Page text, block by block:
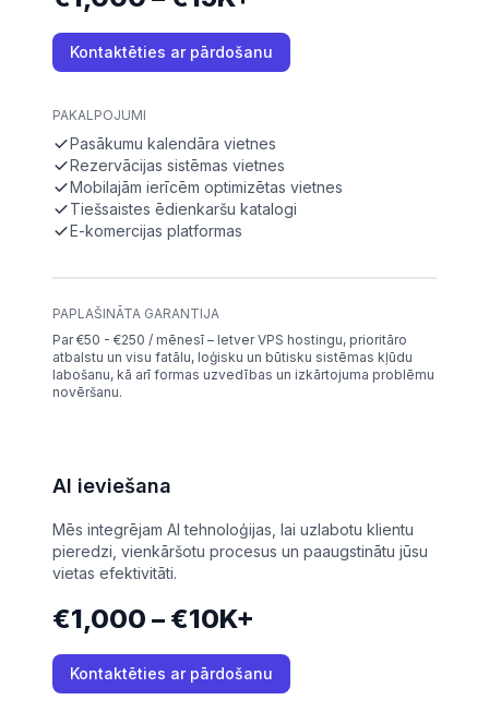
Kontaktēties ar pārdošanu
PAKALPOJUMI
Pasākumu kalendāra vietnes
Rezervācijas sistēmas vietnes
Mobilajām ierīcēm optimizētas vietnes
Tiešsaistes ēdienkaršu katalogi
E-komercijas platformas
PAPLAŠINĀTA GARANTIJA
Par €50 - €250 / mēnesī – Ietver VPS hostingu, prioritāro
atbalstu un visu fatālu, loģisku un būtisku sistēmas kļūdu
labošanu, kā arī formas uzvedības un izkārtojuma problēmu
novēršanu.
AI ieviešana
Mēs integrējam AI tehnoloģijas, lai uzlabotu klientu
pieredzi, vienkāršotu procesus un paaugstinātu jūsu
vietas efektivitāti.
€1,000 – €10K+
Kontaktēties ar pārdošanu